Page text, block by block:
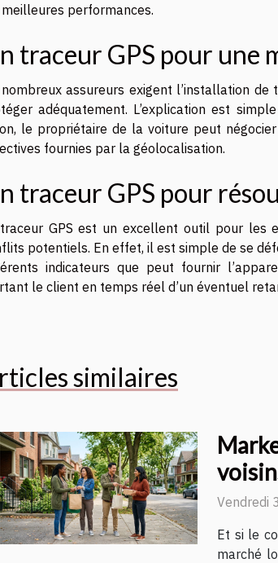
performances.
traceur GPS pour une
assureurs exigent l’installation
adéquatement. L’explication est
le propriétaire de la voiture peut
fournies par la géolocalisation.
traceur GPS pour
GPS est un excellent outil pour les
potentiels. En effet, il est simple de se
indicateurs que peut fournir
le client en temps réel d’un éventuel
similaires
Vendredi
Et si le
marché